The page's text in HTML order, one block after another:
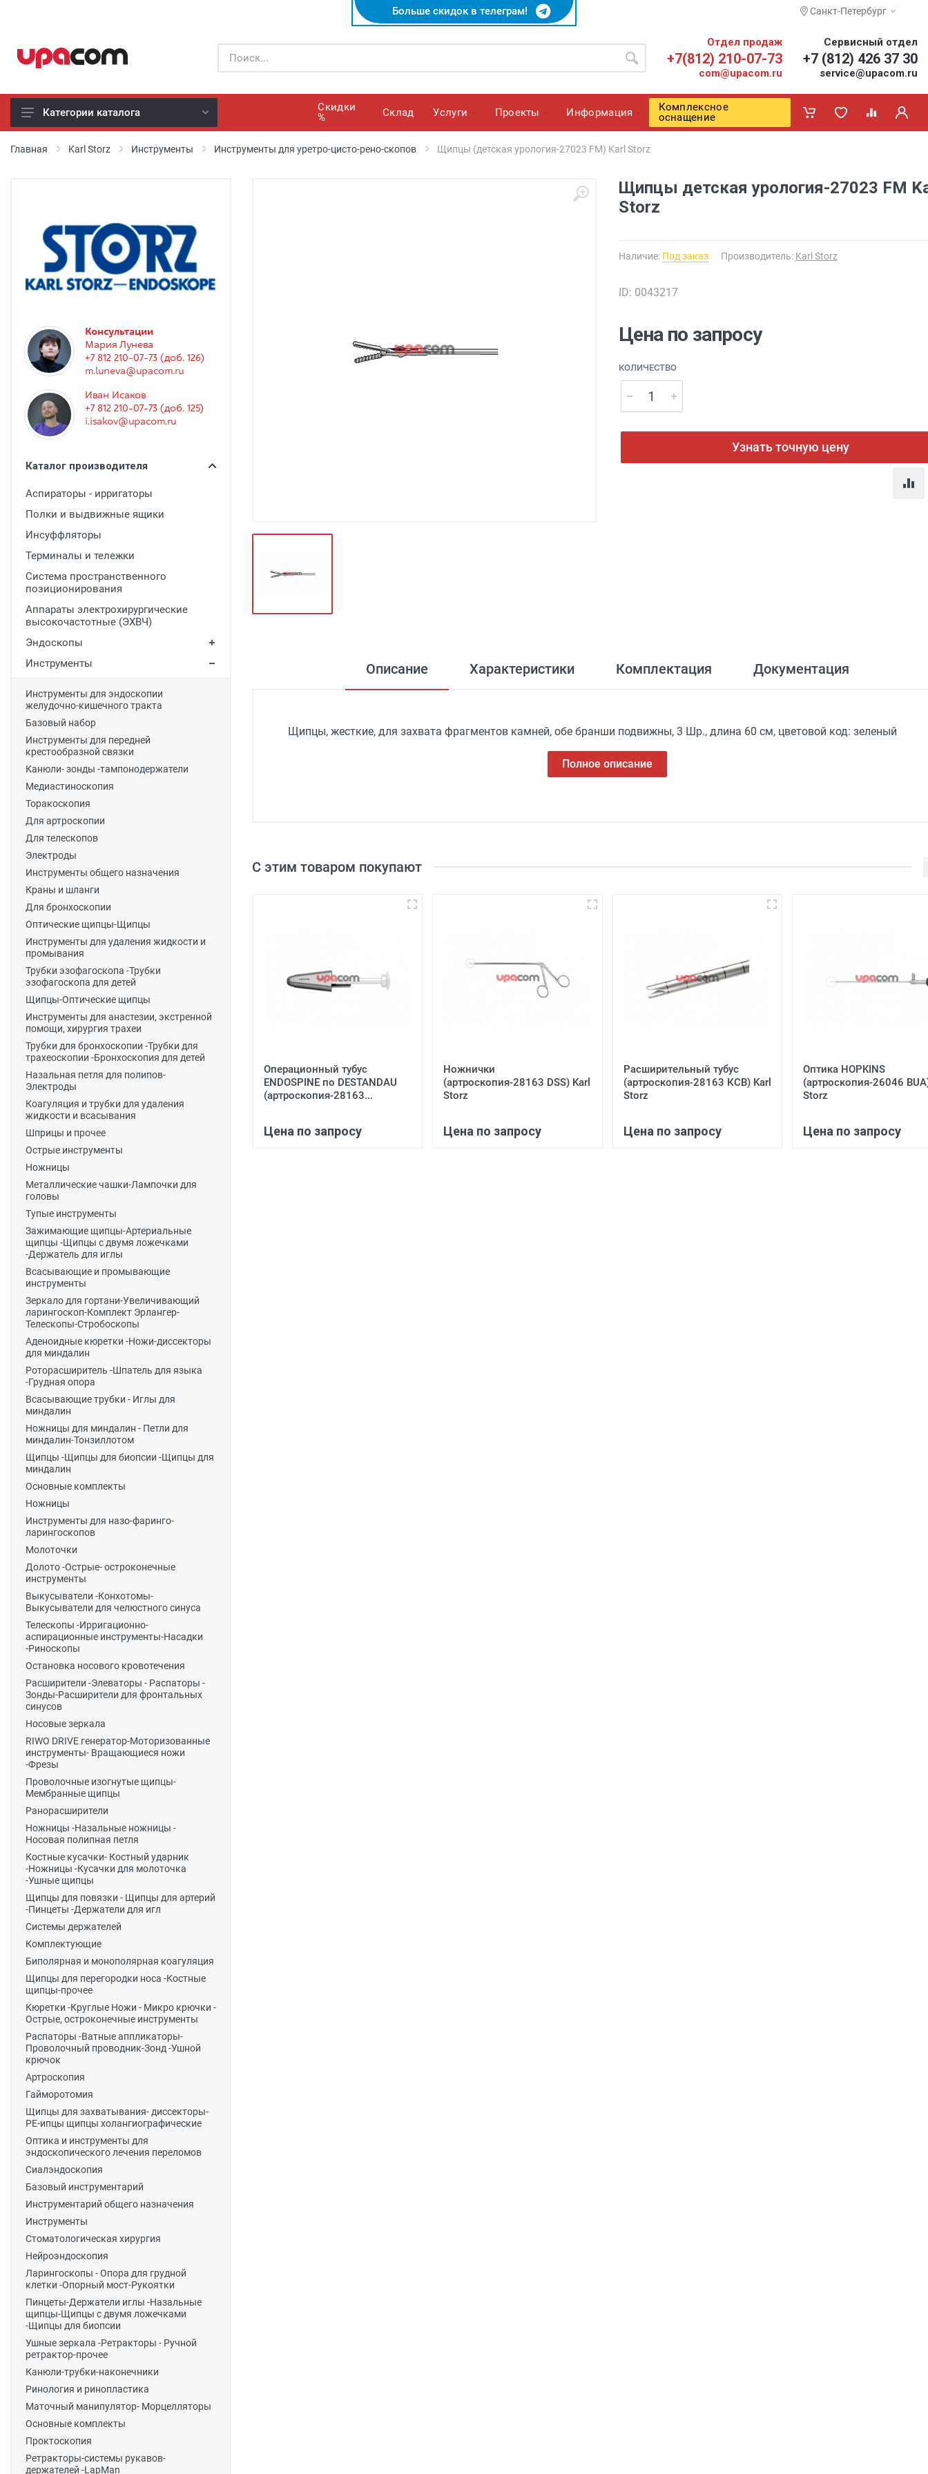
Больше скидок в телеграм! Санкт-Петербург
Отдел продаж
+7(812) 210-07-73
com@upacom.ru
Сервисный отдел
+7 (812) 426 37 30
service@upacom.ru
Б/У оборудование
Реанимация
Неонатология
Хирургия
Эндоскопия
Функциональная диагностика
Урология
Дезинфекция и стерилизация
Расходные материалы
Оториноларингология
Вспомогательное оборудование
Ветеринария
Стоматологическое оборудование
Лабораторное оборудование
Прачечное оборудование
Медицинские мониторы
Ортопедические товары
Косметология
Категории каталога
Скидки
%
Cклад Услуги Проекты Информация
Комплексное
оснащение
Главная Karl Storz Инструменты Инструменты для уретро-цисто-рено-скопов Щипцы (детская урология-27023 FM) Karl Storz
Консультации
Мария Лунева
+7 812 210-07-73 (доб. 126)
m.luneva@upacom.ru
Иван Исаков
+7 812 210-07-73 (доб. 125)
i.isakov@upacom.ru
Каталог производителя
Аспираторы - ирригаторы
Полки и выдвижные ящики
Инсуффляторы
Терминалы и тележки
Система пространственного
позиционирования
Аппараты электрохирургические
высокочастотные (ЭХВЧ)
Эндоскопы
Инструменты
Инструменты для эндоскопии
желудочно-кишечного тракта
Базовый набор
Инструменты для передней
крестообразной связки
Канюли- зонды -тампонодержатели
Медиастиноскопия
Торакоскопия
Для артроскопии
Для телескопов
Электроды
Инструменты общего назначения
Краны и шланги
Для бронхоскопии
Оптические щипцы-Щипцы
Инструменты для удаления жидкости и
промывания
Трубки эзофагоскопа -Трубки
эзофагоскопа для детей
Щипцы-Оптические щипцы
Инструменты для анастезии, экстренной
помощи, хирургия трахеи
Трубки для бронхоскопии -Трубки для
трахеоскопии -Бронхоскопия для детей
Назальная петля для полипов-
Электроды
Коагуляция и трубки для удаления
жидкости и всасывания
Шприцы и прочее
Острые инструменты
Ножницы
Металлические чашки-Лампочки для
головы
Тупые инструменты
Зажимающие щипцы-Артериальные
щипцы -Щипцы с двумя ложечками
-Держатель для иглы
Всасывающие и промывающие
инструменты
Зеркало для гортани-Увеличивающий
ларингоскоп-Комплект Эрлангер-
Телескопы-Стробоскопы
Аденоидные кюретки -Ножи-диссекторы
для миндалин
Роторасширитель -Шпатель для языка
-Грудная опора
Всасывающие трубки - Иглы для
миндалин
Ножницы для миндалин - Петли для
миндалин-Тонзиллотом
Щипцы -Щипцы для биопсии -Щипцы для
миндалин
Основные комплекты
Ножницы
Инструменты для назо-фаринго-
ларингоскопов
Молоточки
Долото -Острые- остроконечные
инструменты
Выкусыватели -Конхотомы-
Выкусыватели для челюстного синуса
Телескопы -Ирригационно-
аспирационные инструменты-Насадки
-Риноскопы
Остановка носового кровотечения
Расширители -Элеваторы - Распаторы -
Зонды-Расширители для фронтальных
синусов
Носовые зеркала
RIWO DRIVE генератор-Моторизованные
инструменты- Вращающиеся ножи
-Фрезы
Проволочные изогнутые щипцы-
Мембранные щипцы
Ранорасширители
Ножницы -Назальные ножницы -
Носовая полипная петля
Костные кусачки- Костный ударник
-Ножницы -Кусачки для молоточка
-Ушные щипцы
Щипцы для повязки - Щипцы для артерий
-Пинцеты -Держатели для игл
Системы держателей
Комплектующие
Биполярная и монополярная коагуляция
Щипцы для перегородки носа -Костные
щипцы-прочее
Кюретки -Круглые Ножи - Микро крючки -
Острые, остроконечные инструменты
Распаторы -Ватные аппликаторы-
Проволочный проводник-Зонд -Ушной
крючок
Артроскопия
Гайморотомия
Щипцы для захватывания- диссекторы-
РЕ-ипцы щипцы холангиографические
Оптика и инструменты для
эндоскопического лечения переломов
Сиалэндоскопия
Базовый инструментарий
Инструментарий общего назначения
Инструменты
Стоматологическая хирургия
Нейроэндоскопия
Ларингоскопы - Опора для грудной
клетки -Опорный мост-Рукоятки
Пинцеты-Держатели иглы -Назальные
щипцы-Щипцы с двумя ложечками
-Щипцы для биопсии
Ушные зеркала -Ретракторы - Ручной
ретрактор-прочее
Канюли-трубки-наконечники
Ринология и ринопластика
Маточный манипулятор- Морцелляторы
Основные комплекты
Проктоскопия
Ретракторы-системы рукавов-
держателей -LapMan
Щипцы детская урология-27023 FM
Storz
Наличие: Под заказ Производитель: Karl Storz
ID: 0043217
Цена по запросу
КОЛИЧЕСТВО
Узнать точную цену
Описание Характеристики Комплектация Документация
Щипцы, жесткие, для захвата фрагментов камней, обе бранши подвижны, 3 Шр., длина 60 см, цветовой код: зеленый
Полное описание
С этим товаром покупают
Операционный тубус
ENDOSPINE по DESTANDAU
(артроскопия-28163...
Цена по запросу
Ножнички
(артроскопия-28163 DSS) Karl
Storz
Цена по запросу
Расширительный тубус
(артроскопия-28163 КСВ) Karl
Storz
Цена по запросу
Оптика HOPKINS
(артроскопия-26046
Storz
Цена по запросу